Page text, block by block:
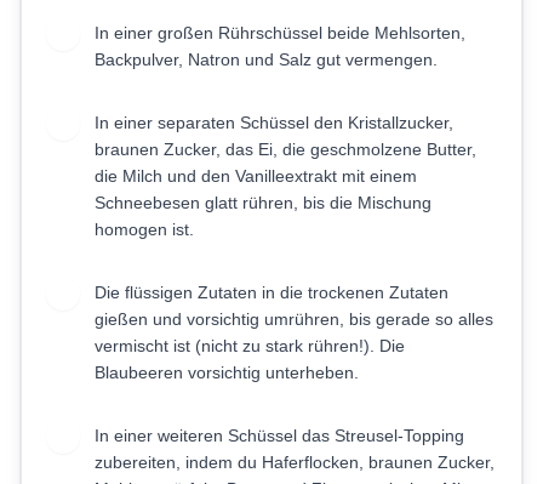
In einer großen Rührschüssel beide Mehlsorten,
Backpulver, Natron und Salz gut vermengen.
In einer separaten Schüssel den Kristallzucker,
braunen Zucker, das Ei, die geschmolzene Butter,
die Milch und den Vanilleextrakt mit einem
Schneebesen glatt rühren, bis die Mischung
homogen ist.
Die flüssigen Zutaten in die trockenen Zutaten
gießen und vorsichtig umrühren, bis gerade so alles
vermischt ist (nicht zu stark rühren!). Die
Blaubeeren vorsichtig unterheben.
In einer weiteren Schüssel das Streusel-Topping
zubereiten, indem du Haferflocken, braunen Zucker,